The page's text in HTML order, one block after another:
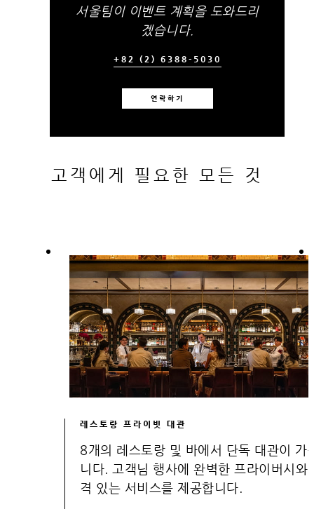
서울팀이 이벤트 계획을 도와드리
겠습니다.
+82 (2) 6388-5030
연락하기
고객에게 필요한 모든 것
레스토랑 프라이빗 대관
8개의 레스토랑 및 바에서 단독 대관이 가
니다. 고객님 행사에 완벽한 프라이버시와
격 있는 서비스를 제공합니다.